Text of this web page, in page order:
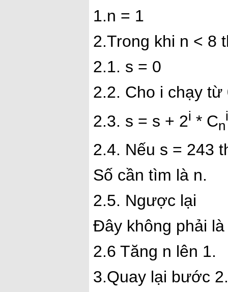
1.n = 1
2.Trong khi n < 8
2.1. s = 0
2.2. Cho i chạy từ
2.3. s = s + 2i * Cn
i
2.4. Nếu s = 243
Số cần tìm là n.
2.5. Ngược lại
Đây không phải
2.6 Tăng n lên 1.
3.Quay lại bước 2.